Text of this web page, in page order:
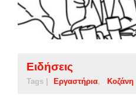
Ειδήσεις
Tags | Εργαστήρια Κοζάνη